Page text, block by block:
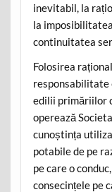
inevitabil, la
la
continuitatea
Folosirea
responsabilitate
edilii primăriilor
operează
cunoștința
potabile de pe
pe care o
consecințele pe